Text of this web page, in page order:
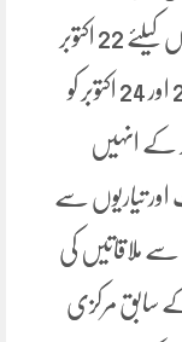
چلڈرن ان کشمیر مہم‘‘ میں شرکت اور تیاریوں کیلئے 22 اکتوبر
کو لندن سے اسلام آباد پہنچے۔ انہوں نے 23 اور 24 اکتوبر کو
کے انہیں
اور تیاریوں سے
ملاقاتیں کی
سابق مرکزی